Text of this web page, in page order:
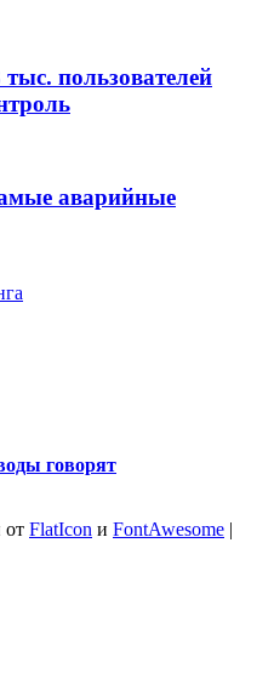
пользователей
аварийные
говорят
от FlatIcon и FontAwesome |